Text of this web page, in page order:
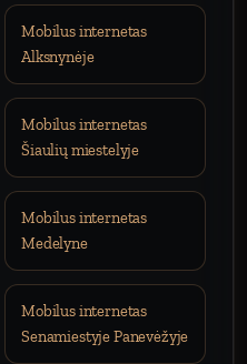
Mobilus internetas
Alksnynėje
Mobilus internetas
Šiaulių miestelyje
Mobilus internetas
Medelyne
Mobilus internetas
Senamiestyje Panevėžyje